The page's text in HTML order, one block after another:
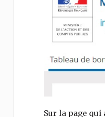
Sur la page